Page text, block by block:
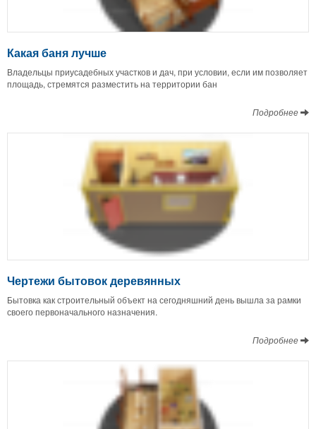
Какая баня лучше
Владельцы приусадебных участков и дач, при условии, если им позволяет
площадь, стремятся разместить на территории бан
Подробнее
Чертежи бытовок деревянных
Бытовка как строительный объект на сегодняшний день вышла за рамки
своего первоначального назначения.
Подробнее